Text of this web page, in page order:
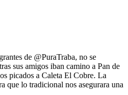
de @PuraTraba, no se
sus amigos iban camino a Pan de
picados a Caleta El Cobre. La
que lo tradicional nos asegurara una